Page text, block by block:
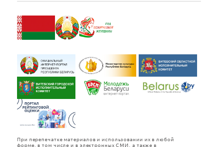
При перепечатке материалов и использовании их в любой
форме, в том числе и в электронных СМИ, а также в